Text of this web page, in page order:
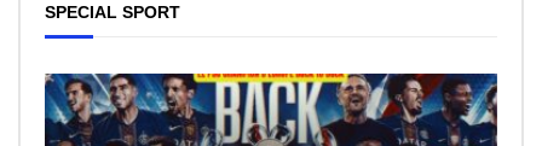
SPECIAL SPORT